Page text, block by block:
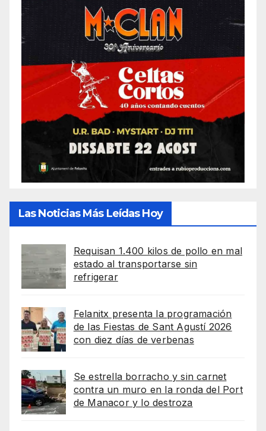
Las Noticias Más Leídas Hoy
Requisan 1.400 kilos de pollo en mal
estado al transportarse sin
refrigerar
Felanitx presenta la programación
de las Fiestas de Sant Agustí 2026
con diez días de verbenas
Se estrella borracho y sin carnet
contra un muro en la ronda del Port
de Manacor y lo destroza